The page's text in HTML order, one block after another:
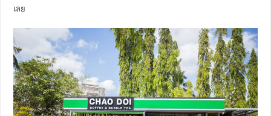
เลย